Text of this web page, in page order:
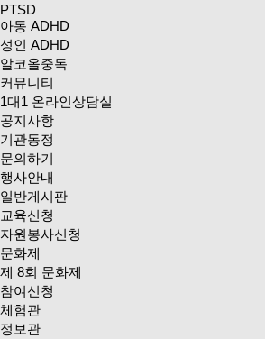
PTSD
아동 ADHD
성인 ADHD
알코올중독
커뮤니티
1대1 온라인상담실
공지사항
기관동정
문의하기
행사안내
일반게시판
교육신청
자원봉사신청
문화제
제 8회 문화제
참여신청
체험관
정보관